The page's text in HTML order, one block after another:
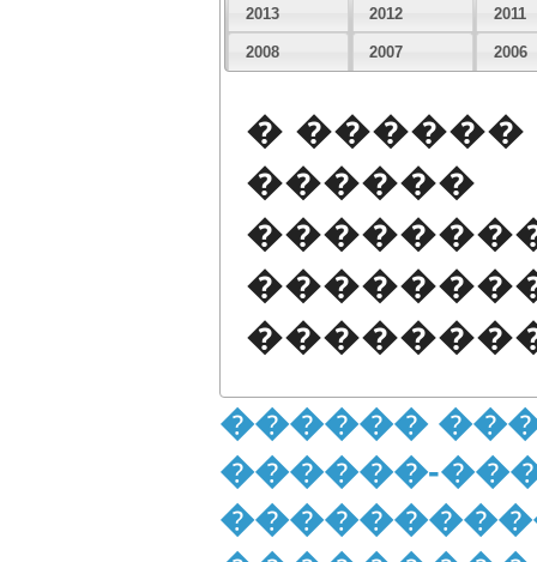
2013 2012 2011
2008 2007 2006
�
������
������
������-